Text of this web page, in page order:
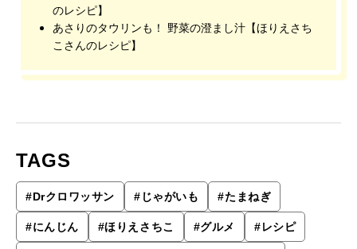
のレシピ】
あさりのタウリンも！ 野菜の澄まし汁【ほりえさち
こさんのレシピ】
TAGS
#Drクロワッサン # じゃがいも #たまねぎ
#にんじん #ほりえさちこ #グルメ #レシピ